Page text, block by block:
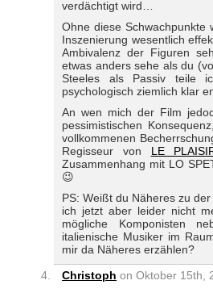
verdächtigt wird…
Ohne diese
Inszenierung wesentlich
Ambivalenz der Figuren
etwas anders sehe als du
Steeles als Passiv teile
psychologisch ziemlich klar
An wen mich der Film
pessimistischen
vollkommenen
Regisseur von LE
Zusammenhang mit LO
😉
PS: Weißt du Näheres zu
ich jetzt aber leider nicht
mögliche Komponisten
italienische Musiker im
mir da Näheres erzählen?
Christoph on Oktober 15th,